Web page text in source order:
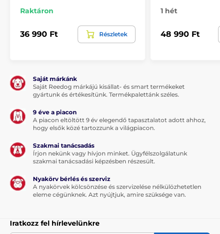
Raktáron
36 990 Ft Részletek
1 hét
48 990 Ft
Saját márkánk
Saját Reedog márkájú kisállat- és smart termékeket
gyártunk és értékesítünk. Termékpalettánk széles.
9 éve a piacon
A piacon eltöltött 9 év elegendő tapasztalatot adott ahhoz,
hogy elsők közé tartozzunk a világpiacon.
Szakmai tanácsadás
Írjon nekünk vagy hívjon minket. Ügyfélszolgálatunk
szakmai tanácsadási képzésben részesült.
Nyakörv bérlés és szerviz
A nyakörvek kölcsönzése és szervizelése nélkülözhetetlen
eleme cégünknek. Azt nyújtjuk, amire szüksége van.
Iratkozz fel hírlevelünkre